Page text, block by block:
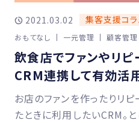
2021.03.02 集客支援コ
おもてなし 一元管理 顧客管理
飲食店でファンやリピ
CRM連携して有効活
お店のファンを作ったりリ
たときに利用したいCRM。